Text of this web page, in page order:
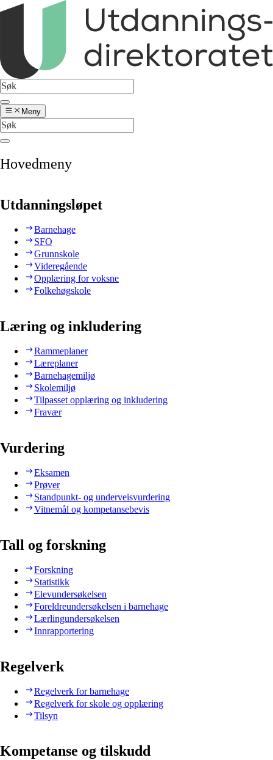
Meny
Hovedmeny
Utdanningsløpet
Barnehage
SFO
Grunnskole
Videregående
Opplæring for voksne
Folkehøgskole
Læring og inkludering
Rammeplaner
Læreplaner
Barnehagemiljø
Skolemiljø
Tilpasset opplæring og inkludering
Fravær
Vurdering
Eksamen
Prøver
Standpunkt- og underveisvurdering
Vitnemål og kompetansebevis
Tall og forskning
Forskning
Statistikk
Elevundersøkelsen
Foreldreundersøkelsen i barnehage
Lærlingundersøkelsen
Innrapportering
Regelverk
Regelverk for barnehage
Regelverk for skole og opplæring
Tilsyn
Kompetanse og tilskudd